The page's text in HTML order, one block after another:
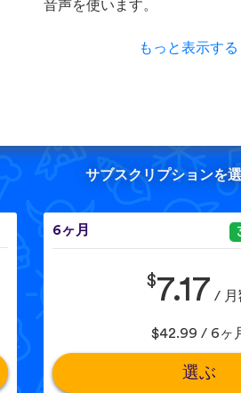
音声を使います。
もっと表示する
サブスクリプションを
6ヶ月
$7.17 / 月
$42.99 / 6ヶ
選ぶ